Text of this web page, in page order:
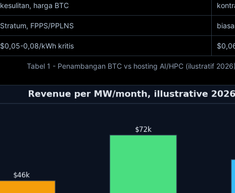
Tabel 1 - Penambangan BTC vs hosting AI/HPC (ilustratif 2026)
kesulitan, harga BTC
Stratum, FPPS/PPLNS
$0,05-0,08/kWh kritis